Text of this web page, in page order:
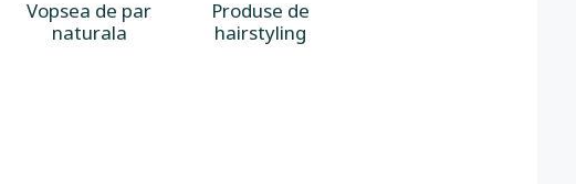
Vopsea de par
naturala
Produse de
hairstyling